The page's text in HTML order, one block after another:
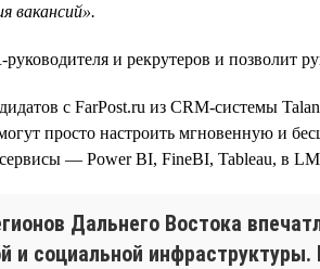
вакансий».
и рекрутеров и позволит
с FarPost.ru из CRM-системы
просто настроить мгновенную и
— Power BI, FineBI, Tableau, в
Дальнего Востока
и социальной